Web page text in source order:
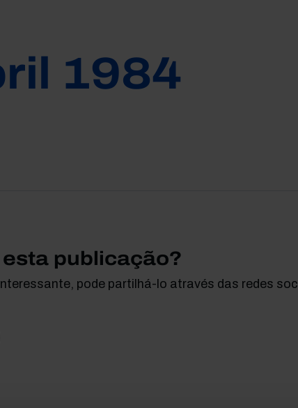
1984
publicação?
pode partilhá-lo através das redes